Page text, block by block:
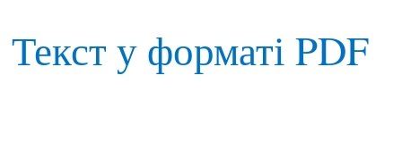
Текст у форматі PDF